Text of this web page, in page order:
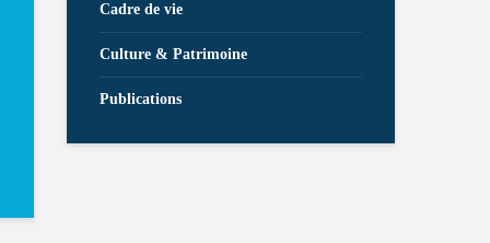
Cadre de vie
Culture & Patrimoine
Publications